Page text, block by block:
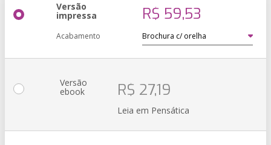
Versão
impressa R$ 59,53
Acabamento
Versão
ebook R$ 27,19
Leia em Pensática